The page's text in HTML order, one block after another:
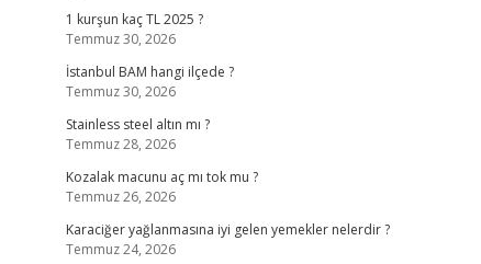
1 kurşun kaç TL 2025 ?
Temmuz 30, 2026
İstanbul BAM hangi ilçede ?
Temmuz 30, 2026
Stainless steel altın mı ?
Temmuz 28, 2026
Kozalak macunu aç mı tok mu ?
Temmuz 26, 2026
Karaciğer yağlanmasına iyi gelen yemekler nelerdir ?
Temmuz 24, 2026